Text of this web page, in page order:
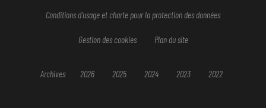
Conditions d'usage et charte pour la protection des données
Gestion des cookies Plan du site
Archives 2026 2025 2024 2023 2022